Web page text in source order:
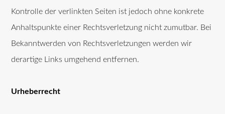
Kontrolle der verlinkten Seiten ist jedoch ohne konkrete
Anhaltspunkte einer Rechtsverletzung nicht zumutbar. Bei
Bekanntwerden von Rechtsverletzungen werden wir
derartige Links umgehend entfernen.
Urheberrecht